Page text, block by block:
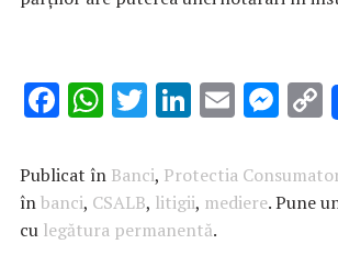
F
e
b
o
W
at
s
A
T
it
te
r
Li
k
e
dI
E
ai
l
M
se
n
Publicat în Banci, Protectia
înbanci, CSALB, litigii, mediere. Pune
cu legătura permanentă.